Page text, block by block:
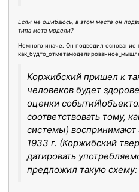
Если не ошибаюсь, в этом месте он
типа мета модели?
Немного иначе. Он подводил основание
Коржибский пришел к
человеков будет
оценки
соответствовать тому,
системы) воспринимают
1933 г. (Коржибский
датировать
предложил такую схему: